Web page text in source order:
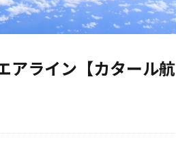
アライン【カタール航